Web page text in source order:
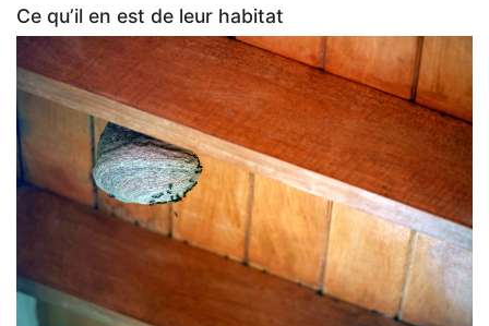
Ce qu’il en est de leur habitat